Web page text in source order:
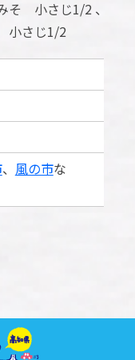
そ 小さじ1/2 、
小さじ1/2
、 風の市な